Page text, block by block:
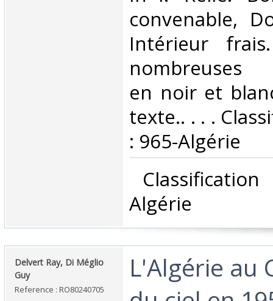
convenable,
Intérieur
nombreuses
en noir et
texte.. . . .
: 965-Algérie‎
Algérie‎
‎Delvert Ray, Di Méglio
Guy‎
Reference : RO80240705
‎L'Algérie au